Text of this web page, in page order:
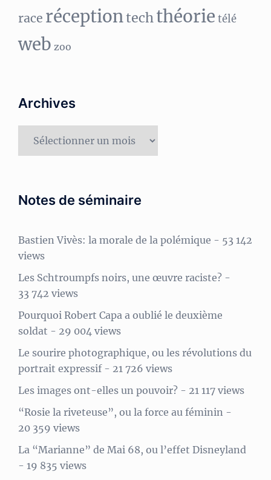
race réceptiontechthéorie télé
web zoo
Archives
Notes de séminaire
Bastien Vivès: la morale de la polémique - 53 142
views
Les Schtroumpfs noirs, une œuvre raciste? -
33 742 views
Pourquoi Robert Capa a oublié le deuxième
soldat - 29 004 views
Le sourire photographique, ou les révolutions du
portrait expressif- 21 726 views
Les images ont-elles un pouvoir? - 21 117 views
“Rosie la riveteuse”, ou la force au féminin -
20 359 views
La “Marianne” de Mai 68, ou l’effet Disneyland
- 19 835 views